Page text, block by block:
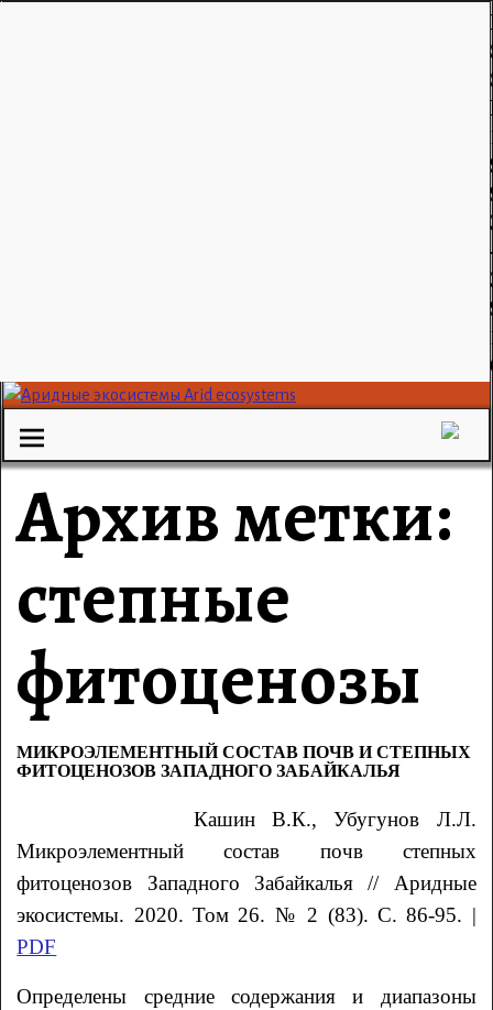
Архив метки:
степные
фитоценозы
МИКРОЭЛЕМЕНТНЫЙ СОСТАВ ПОЧВ И СТЕПНЫХ
ФИТОЦЕНОЗОВ ЗАПАДНОГО ЗАБАЙКАЛЬЯ
Кашин В.К., Убугунов Л.Л.
Микроэлементный состав почв степных
фитоценозов Западного Забайкалья// Аридные
экосистемы. 2020. Том 26. № 2 (83). С. 86-95. |
PDF
Определены средние содержания и диапазоны